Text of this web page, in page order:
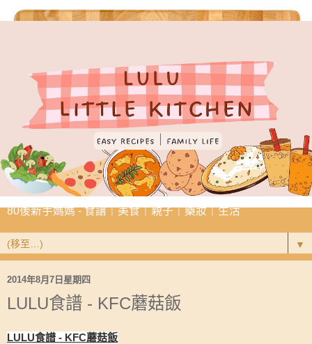
80後新手媽媽 - 食譜｜美食｜親子｜藥妝｜生活
▼
2014年8月7日星期四
LULU食譜 - KFC蘑菇飯
LULU食譜 - KFC蘑菇飯